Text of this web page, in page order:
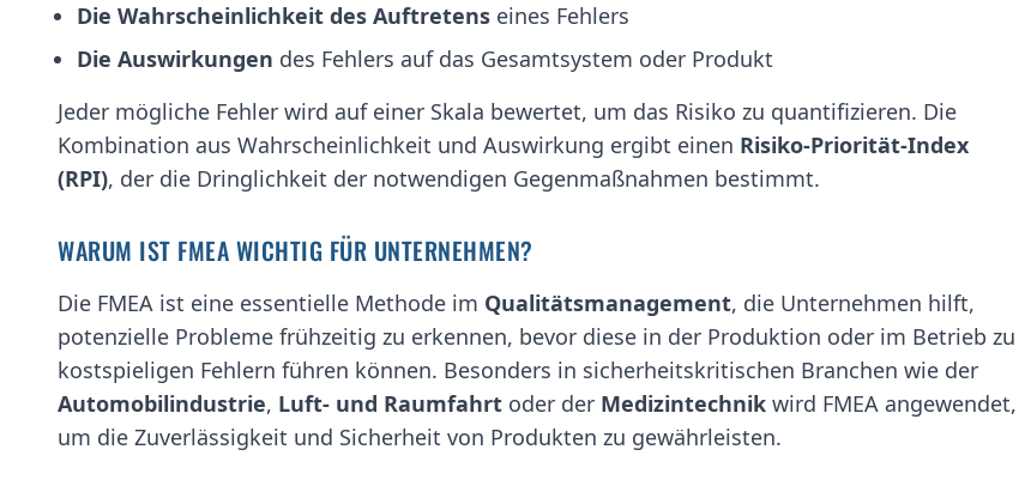
Die Wahrscheinlichkeit des Auftretens eines Fehlers
Die Auswirkungen des Fehlers auf das Gesamtsystem oder Produkt
Jeder mögliche Fehler wird auf einer Skala bewertet, um das Risiko zu quantifizieren. Die
Kombination aus Wahrscheinlichkeit und Auswirkung ergibt einen Risiko-Priorität-Index
(RPI), der die Dringlichkeit der notwendigen Gegenmaßnahmen bestimmt.
WARUM IST FMEA WICHTIG FÜR UNTERNEHMEN?
Die FMEA ist eine essentielle Methode im Qualitätsmanagement, die Unternehmen hilft,
potenzielle Probleme frühzeitig zu erkennen, bevor diese in der Produktion oder im Betrieb zu
kostspieligen Fehlern führen können. Besonders in sicherheitskritischen Branchen wie der
Automobilindustrie, Luft- und Raumfahrt oder der Medizintechnik wird FMEA angewendet,
um die Zuverlässigkeit und Sicherheit von Produkten zu gewährleisten.